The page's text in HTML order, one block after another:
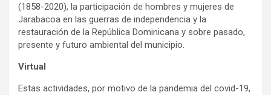
(1858-2020), la participación de hombres y mujeres de
Jarabacoa en las guerras de independencia y la
restauración de la República Dominicana y sobre pasado,
presente y futuro ambiental del municipio.
Virtual
Estas actividades, por motivo de la pandemia del covid-19,